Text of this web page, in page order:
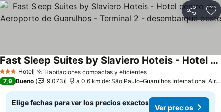
Compartir
3 Estrellas
Hotel Habitaciones compactas y eficientes
Fast Sleep Suites by Slaviero Hoteis - Hotel dentro do Aeroporto de Guarulhos - Terminal 2 - desembarque oeste
7,9 Bueno 9.073 a 0.6 km de: São Paulo–Guarulhos International Airport
Elige fechas para ver los precios exactos
Ver precios